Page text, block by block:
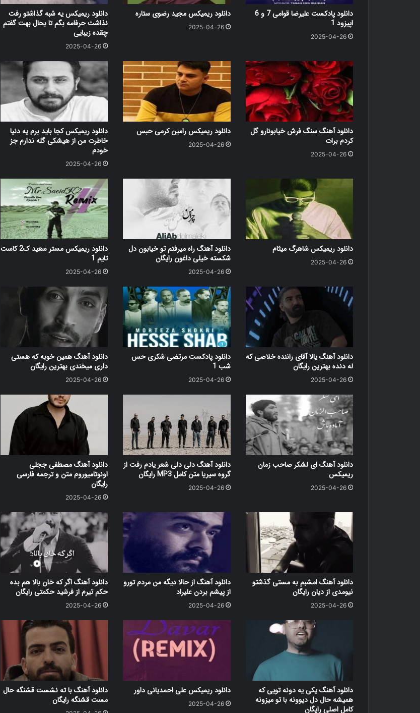
دانلود پادکست علیرضا قوامی 7 و 6
اپیزود 1
2025-04-26
دانلود ریمیکس مجید رضوی ستاره
2025-04-26
دانلود ریمیکس یه شبه گذاشتو رفت
نذاشت حرفامه بگم تا بحال بهت گفتم
چقده زیبایی
2025-04-26
دانلود آهنگ سنگ فرش خیابونارو گل
کردم برات
2025-04-26
دانلود ریمیکس رامین کرمی حبس
2025-04-26
دانلود ریمیکس کجا باید برم یه دنیا
خاطرت من از هیشکی گله ندارم جز
خودم
2025-04-26
دانلود ریمیکس شاهرگ میثام
2025-04-26
دانلود آهنگ راه میرفتم تو خیابون دل
شکسته خیلی داغون رایگان
2025-04-26
دانلود ریمیکس مستر سعید ک2 کاست
تایم 1
2025-04-26
دانلود آهنگ یالا آقای راننده خلاصی که
له دنده بهترین رایگان
2025-04-26
دانلود پادکست مرتضی شکری حس
شب 1
2025-04-26
دانلود آهنگ همین خوبه که هستی
داری میخندی بهترین رایگان
2025-04-26
دانلود آهنگ ای لشکر صاحب زمان
ریمیکس
2025-04-26
دانلود آهنگ دلی دلی شعر یادم رفت از
گروه سیریا متن کامل MP3 رایگان
2025-04-26
دانلود آهنگ مصطفی ججلی
اونوتامیوروم متن و ترجمه فارسی
رایگان
2025-04-26
دانلود آهنگ امشبم به مستی گذشتو
نیومدی از دیان رایگان
2025-04-26
دانلود آهنگ از حالا دیگه من مردم تورو
از پیشم بردن علیراد
2025-04-26
دانلود آهنگ اگر که خان بالا هم بده
حکم تیرم از فرشید حکمتی رایگان
2025-04-26
دانلود آهنگ یکی یه دونه تویی که
همیشه حال دل دیوونه با تو میزونه
کامل اصلی رایگان
دانلود ریمیکس علی احمدیانی داور
2025-04-26
دانلود آهنگ با ته نشست قشنگه حال
مست قشنگه رایگان